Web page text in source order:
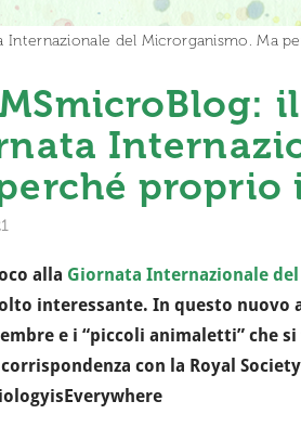
Internazionale del Microrganismo. Ma
proprio
alla Giornata Internazionale
interessante. In questo nuovo
e i “piccoli animaletti” che
con la Royal